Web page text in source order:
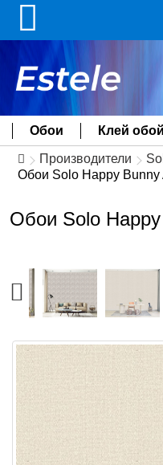
Обои Клей
Производители
Обои Solo Happy Bunny
Обои Solo